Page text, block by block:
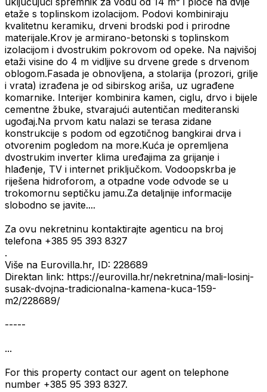
etaže s toplinskom izolacijom. Podovi kombiniraju
kvalitetnu keramiku, drveni brodski pod i prirodne
materijale.Krov je armirano-betonski s toplinskom
izolacijom i dvostrukim pokrovom od opeke. Na najvišoj
etaži visine do 4 m vidljive su drvene grede s drvenom
oblogom.Fasada je obnovljena, a stolarija (prozori, grilje
i vrata) izrađena je od sibirskog ariša, uz ugrađene
komarnike. Interijer kombinira kamen, ciglu, drvo i bijele
cementne žbuke, stvarajući autentičan mediteranski
ugođaj.Na prvom katu nalazi se terasa zidane
konstrukcije s podom od egzotičnog bangkirai drva i
otvorenim pogledom na more.Kuća je opremljena
dvostrukim inverter klima uređajima za grijanje i
hlađenje, TV i internet priključkom. Vodoopskrba je
riješena hidroforom, a otpadne vode odvode se u
trokomornu septičku jamu.Za detaljnije informacije
slobodno se javite....
Za ovu nekretninu kontaktirajte agenticu na broj
telefona +385 95 393 8327
.
Više na Eurovilla.hr, ID: 228689
Direktan link: https://eurovilla.hr/nekretnina/mali-losinj-
susak-dvojna-tradicionalna-kamena-kuca-159-
m2/228689/
-----
...
For this property contact our agent on telephone
number +385 95 393 8327.